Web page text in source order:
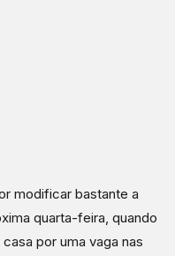
modificar bastante a
quarta-feira, quando
por uma vaga nas